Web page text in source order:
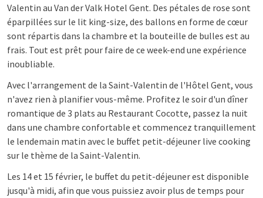
Valentin au Van der Valk Hotel Gent. Des pétales de rose sont
éparpillées sur le lit king-size, des ballons en forme de cœur
sont répartis dans la chambre et la bouteille de bulles est au
frais. Tout est prêt pour faire de ce week-end une expérience
inoubliable.
Avec l'arrangement de la Saint-Valentin de l'Hôtel Gent, vous
n'avez rien à planifier vous-même. Profitez le soir d'un dîner
romantique de 3 plats au Restaurant Cocotte, passez la nuit
dans une chambre confortable et commencez tranquillement
le lendemain matin avec le buffet petit-déjeuner live cooking
sur le thème de la Saint-Valentin.
Les 14 et 15 février, le buffet du petit-déjeuner est disponible
jusqu'à midi, afin que vous puissiez avoir plus de temps pour